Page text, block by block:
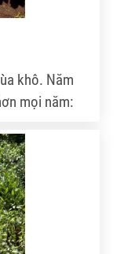
khô. Năm
mọi năm:
“Bức tranh
vùng Tây